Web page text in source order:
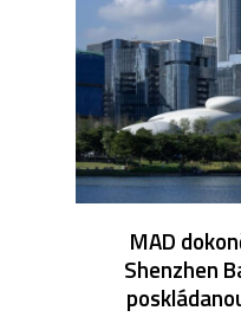
MAD
Shenzhen